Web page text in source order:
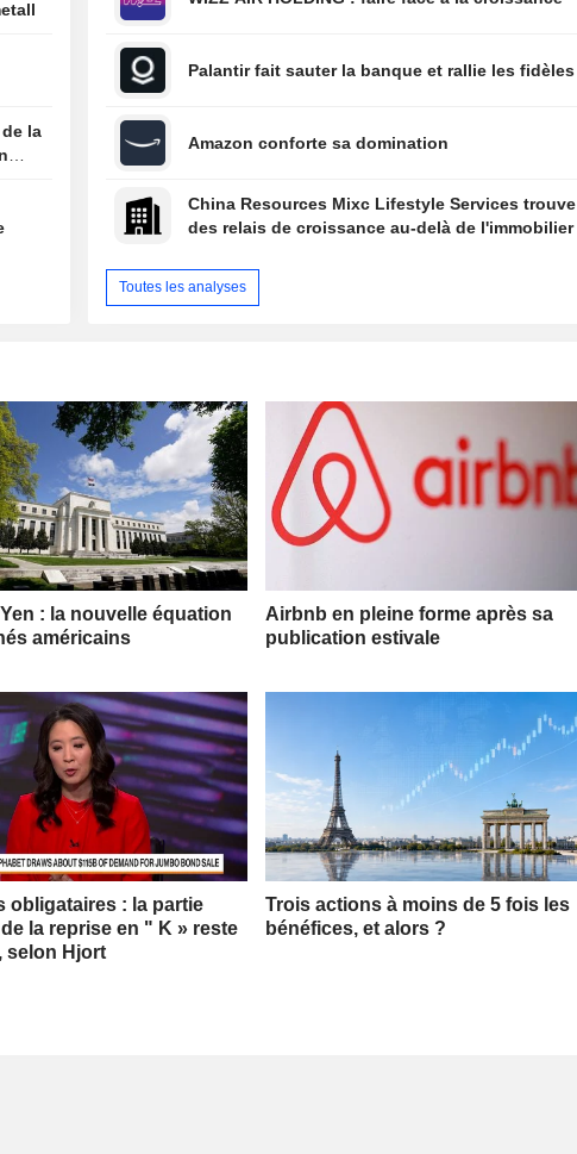
la
Palantir fait sauter la banque et rallie les fidèles
Amazon conforte sa domination
China Resources Mixc Lifestyle Services trouve
des relais de croissance au-delà de l'immobilier
Toutes les analyses
: la nouvelle équation
américains
Airbnb en pleine forme après sa
publication estivale
obligataires : la partie
la reprise en " K » reste
selon Hjort
Trois actions à moins de 5 fois les
bénéfices, et alors ?